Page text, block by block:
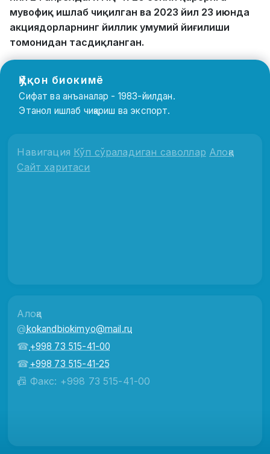
мувофиқ ишлаб чиқилган ва 2023 йил 23 июнда
акциядорларнинг йиллик умумий йиғилиши
томонидан тасдиқланган.
Қўқон биокимё
Сифат ва анъаналар - 1983-йилдан.
Этанол ишлаб чиқариш ва экспорт.
Навигация Кўп сўраладиган саволлар Алоқа
Сайт харитаси
Алоқа
@kokandbiokimyo@mail.ru
☎+998 73 515-41-00
☎+998 73 515-41-25
📠 Факс: +998 73 515-41-00